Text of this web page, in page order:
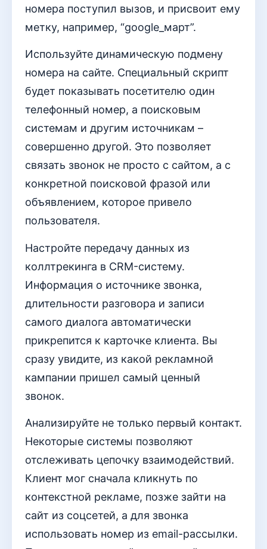
номера поступил вызов, и присвоит ему
метку, например, “google_март”.
Используйте динамическую подмену
номера на сайте. Специальный скрипт
будет показывать посетителю один
телефонный номер, а поисковым
системам и другим источникам –
совершенно другой. Это позволяет
связать звонок не просто с сайтом, а с
конкретной поисковой фразой или
объявлением, которое привело
пользователя.
Настройте передачу данных из
коллтрекинга в CRM-систему.
Информация о источнике звонка,
длительности разговора и записи
самого диалога автоматически
прикрепится к карточке клиента. Вы
сразу увидите, из какой рекламной
кампании пришел самый ценный
звонок.
Анализируйте не только первый контакт.
Некоторые системы позволяют
отслеживать цепочку взаимодействий.
Клиент мог сначала кликнуть по
контекстной рекламе, позже зайти на
сайт из соцсетей, а для звонка
использовать номер из email-рассылки.